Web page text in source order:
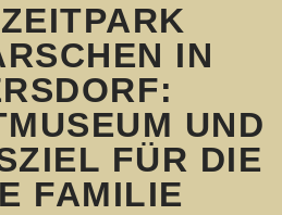
IN
UND
FÜR DIE
FAMILIE